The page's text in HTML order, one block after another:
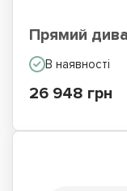
Прямий
В наявності
26 948 грн